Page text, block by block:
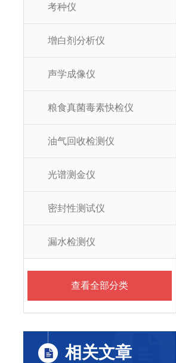
考种仪
增白剂分析仪
声学成像仪
粮食真菌毒素快检仪
油气回收检测仪
光谱测金仪
密封性测试仪
漏水检测仪
查看全部分类
相关文章